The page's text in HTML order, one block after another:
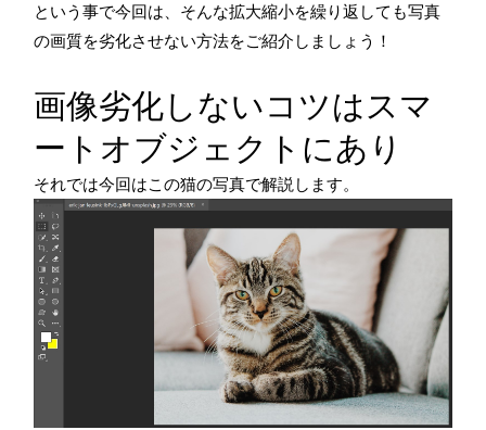
という事で今回は、そんな拡大縮小を繰り返しても写真
の画質を劣化させない方法をご紹介しましょう！
画像劣化しないコツはスマ
ートオブジェクトにあり
それでは今回はこの猫の写真で解説します。